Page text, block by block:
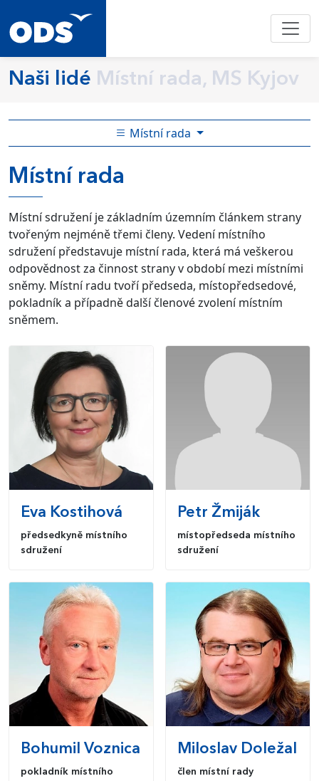
Naši lidé Místní rada, MS Kyjov
Místní rada
Místní rada
Místní sdružení je základním územním článkem strany
tvořeným nejméně třemi členy. Vedení místního
sdružení představuje místní rada, která má veškerou
odpovědnost za činnost strany v období mezi místními
sněmy. Místní radu tvoří předseda, místopředsedové,
pokladník a případně další členové zvolení místním
sněmem.
Eva Kostihová
předsedkyně místního
sdružení
Petr Žmiják
místopředseda místního
sdružení
Bohumil Voznica
pokladník místního
Miloslav Doležal
člen místní rady